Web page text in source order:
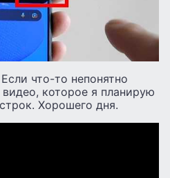
что-то непонятно
которое я планирую
Хорошего дня.